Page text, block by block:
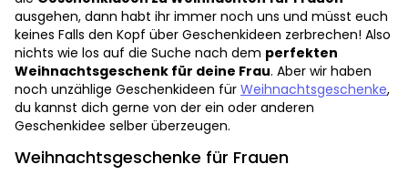
ausgehen, dann habt ihr immer noch uns und müsst euch
keines Falls den Kopf über Geschenkideen zerbrechen! Also
nichts wie los auf die Suche nach dem perfekten
Weihnachtsgeschenk für deine Frau. Aber wir haben
noch unzählige Geschenkideen für Weihnachtsgeschenke,
du kannst dich gerne von der ein oder anderen
Geschenkidee selber überzeugen.
Weihnachtsgeschenke für Frauen